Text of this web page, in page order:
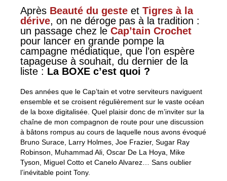
Après Beauté du geste et Tigres à la
dérive, on ne déroge pas à la tradition :
un passage chez le Cap’tain Crochet
pour lancer en grande pompe la
campagne médiatique, que l’on espère
tapageuse à souhait, du dernier de la
liste : La BOXE c’est quoi ?
Des années que le Cap’tain et votre serviteurs naviguent
ensemble et se croisent régulièrement sur le vaste océan
de la boxe digitalisée. Quel plaisir donc de m’inviter sur la
chaîne de mon compagnon de route pour une discussion
à bâtons rompus au cours de laquelle nous avons évoqué
Bruno Surace, Larry Holmes, Joe Frazier, Sugar Ray
Robinson, Muhammad Ali, Oscar De La Hoya, Mike
Tyson, Miguel Cotto et Canelo Alvarez… Sans oublier
l’inévitable point Tony.